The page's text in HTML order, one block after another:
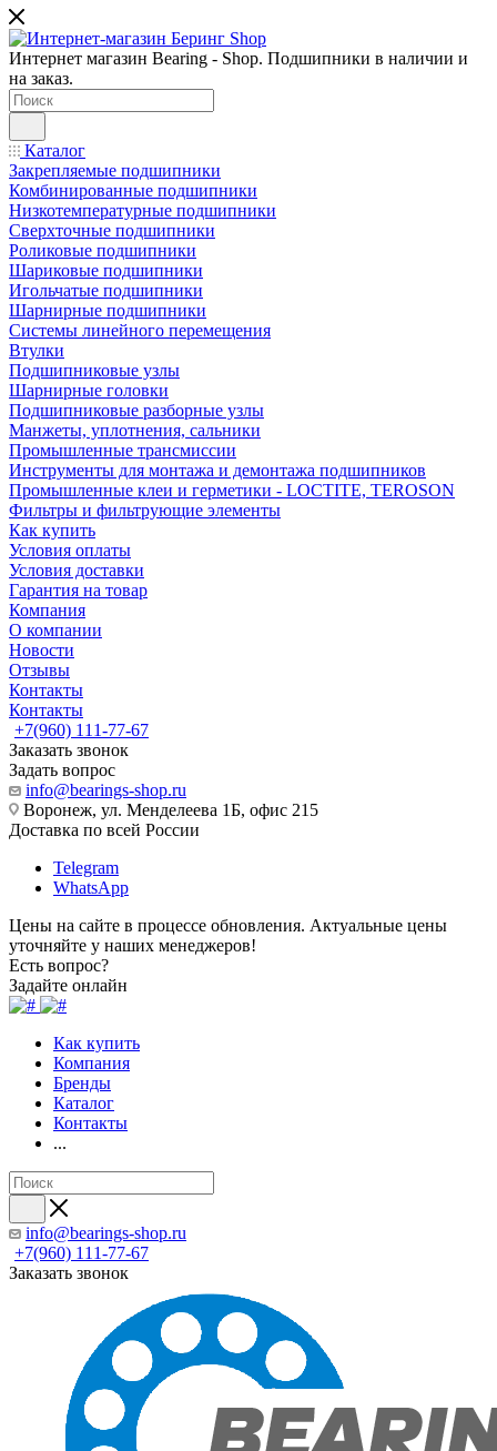
Интернет магазин Bearing - Shop. Подшипники в наличии и
на заказ.
Каталог
Закрепляемые подшипники
Комбинированные подшипники
Низкотемпературные подшипники
Сверхточные подшипники
Роликовые подшипники
Шариковые подшипники
Игольчатые подшипники
Шарнирные подшипники
Системы линейного перемещения
Втулки
Подшипниковые узлы
Шарнирные головки
Подшипниковые разборные узлы
Манжеты, уплотнения, сальники
Промышленные трансмиссии
Инструменты для монтажа и демонтажа подшипников
Промышленные клеи и герметики - LOCTITE, TEROSON
Фильтры и фильтрующие элементы
Как купить
Условия оплаты
Условия доставки
Гарантия на товар
Компания
О компании
Новости
Отзывы
Контакты
Контакты
+7(960) 111-77-67
Заказать звонок
Задать вопрос
info@bearings-shop.ru
Воронеж, ул. Менделеева 1Б, офис 215
Доставка по всей России
Telegram
WhatsApp
Цены на сайте в процессе обновления. Актуальные цены
уточняйте у наших менеджеров!
Есть вопрос?
Задайте онлайн
Как купить
Компания
Бренды
Каталог
Контакты
...
info@bearings-shop.ru
+7(960) 111-77-67
Заказать звонок